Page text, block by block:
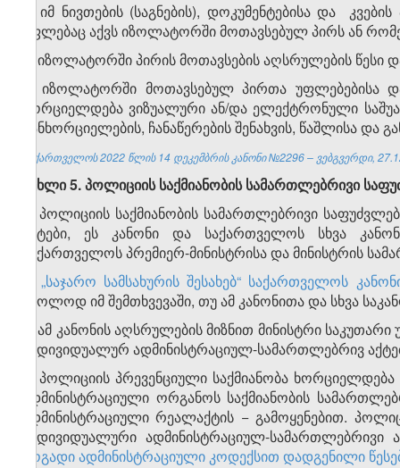
ი) იმ ნივთების (საგნების), დოკუმენტებისა და
უფლებაც აქვს იზოლატორში მოთავსებულ პირს ან
კ) იზოლატორში პირის მოთავსების აღსრულების წესი
3. იზოლატორში მოთავსებულ პირთა უფლებებისა
ხორციელდება ვიზუალური ან/და ელექტრონული
განხორციელების, ჩანაწერების შენახვის, წაშლისა და
საქართველოს 2022 წლის 14 დეკემბრის კანონი №2296 – ვებგვერდი,
მუხლი 5. პოლიციის საქმიანობის სამართლებრივი
1. პოლიციის საქმიანობის სამართლებრივი
აქტები, ეს კანონი და საქართველოს სხვა
საქართველოს პრემიერ-მინისტრისა და მინისტრის
2.„საჯარო სამსახურის შესახებ“ საქართველოს
მხოლოდ იმ შემთხვევაში, თუ ამ კანონითა და სხვა
3. ამ კანონის აღსრულების მიზნით მინისტრი
ინდივიდუალურ ადმინისტრაციულ-სამართლებრივ
4. პოლიციის პრევენციული საქმიანობა ხორციელდება
ადმინისტრაციული ორგანოს საქმიანობის
ადმინისტრაციული რეალაქტის − გამოყენებით.
ინდივიდუალური ადმინისტრაციულ-
ზოგადი ადმინისტრაციული კოდექსით დადგენილი